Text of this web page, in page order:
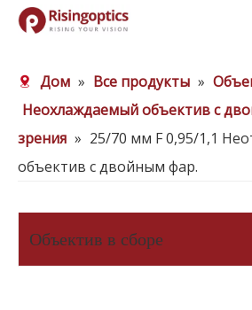
Дом » Все продукты »
Неохлаждаемый объектив с
зрения » 25/70 мм F 0,95/1,1
объектив с двойным фар.
Объектив в сборе